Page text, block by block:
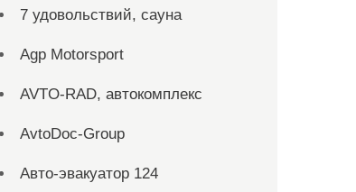
7 удовольствий, сауна
Agp Motorsport
AVTO-RAD, автокомплекс
AvtoDoc-Group
Aвто-эвакуатор 124